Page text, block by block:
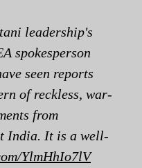
leadership's
spokesperson
seen reports
of reckless, war-
from
India. It is a well-
YlmHhIo7lV